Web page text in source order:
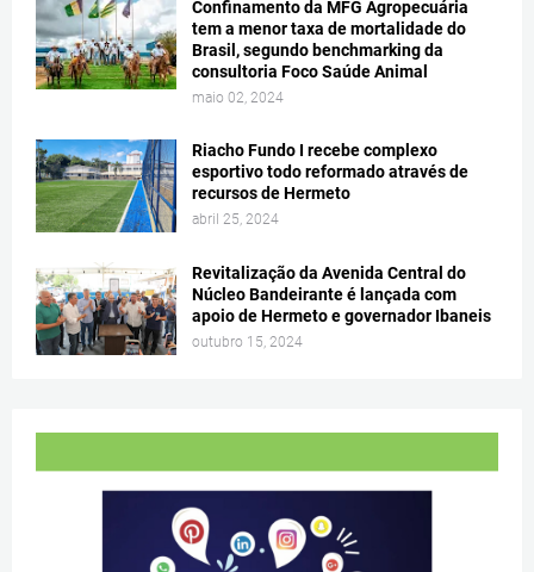
Confinamento da MFG Agropecuária
tem a menor taxa de mortalidade do
Brasil, segundo benchmarking da
consultoria Foco Saúde Animal
maio 02, 2024
Riacho Fundo I recebe complexo
esportivo todo reformado através de
recursos de Hermeto
abril 25, 2024
Revitalização da Avenida Central do
Núcleo Bandeirante é lançada com
apoio de Hermeto e governador Ibaneis
outubro 15, 2024